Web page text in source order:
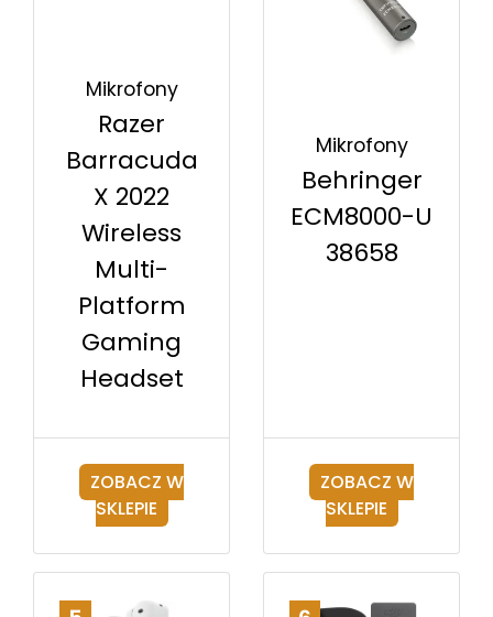
Mikrofony
Razer
Barracuda
X 2022
Wireless
Multi-
Platform
Gaming
Headset
ZOBACZ W
SKLEPIE
Mikrofony
Behringer
ECM8000-U
38658
ZOBACZ W
SKLEPIE